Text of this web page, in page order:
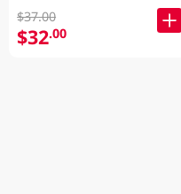
$37.00
$32.00